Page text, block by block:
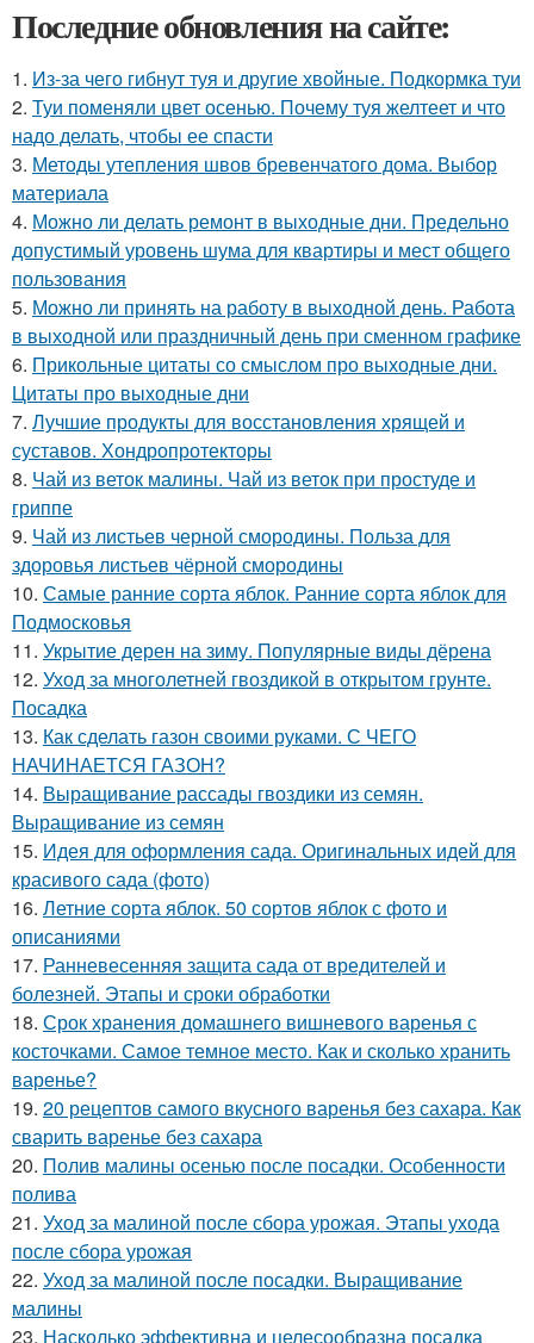
Последние обновления на сайте:
1. Из-за чего гибнут туя и другие хвойные. Подкормка туи
2. Туи поменяли цвет осенью. Почему туя желтеет и что
надо делать, чтобы ее спасти
3. Методы утепления швов бревенчатого дома. Выбор
материала
4. Можно ли делать ремонт в выходные дни. Предельно
допустимый уровень шума для квартиры и мест общего
пользования
5. Можно ли принять на работу в выходной день. Работа
в выходной или праздничный день при сменном графике
6. Прикольные цитаты со смыслом про выходные дни.
Цитаты про выходные дни
7. Лучшие продукты для восстановления хрящей и
суставов. Хондропротекторы
8. Чай из веток малины. Чай из веток при простуде и
гриппе
9. Чай из листьев черной смородины. Польза для
здоровья листьев чёрной смородины
10. Самые ранние сорта яблок. Ранние сорта яблок для
Подмосковья
11. Укрытие дерен на зиму. Популярные виды дёрена
12. Уход за многолетней гвоздикой в открытом грунте.
Посадка
13. Как сделать газон своими руками. С ЧЕГО
НАЧИНАЕТСЯ ГАЗОН?
14. Выращивание рассады гвоздики из семян.
Выращивание из семян
15. Идея для оформления сада. Оригинальных идей для
красивого сада (фото)
16. Летние сорта яблок. 50 сортов яблок с фото и
описаниями
17. Ранневесенняя защита сада от вредителей и
болезней. Этапы и сроки обработки
18. Срок хранения домашнего вишневого варенья с
косточками. Самое темное место. Как и сколько хранить
варенье?
19. 20 рецептов самого вкусного варенья без сахара. Как
сварить варенье без сахара
20. Полив малины осенью после посадки. Особенности
полива
21. Уход за малиной после сбора урожая. Этапы ухода
после сбора урожая
22. Уход за малиной после посадки. Выращивание
малины
23. Насколько эффективна и целесообразна посадка